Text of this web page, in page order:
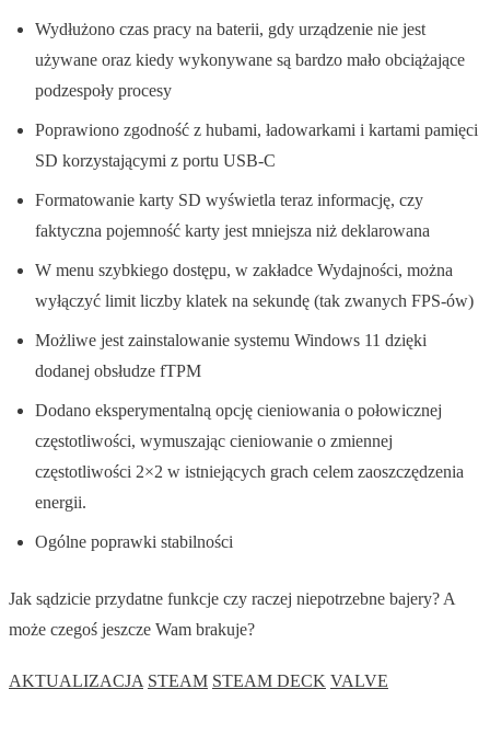
Wydłużono czas pracy na baterii, gdy urządzenie nie jest
używane oraz kiedy wykonywane są bardzo mało obciążające
podzespoły procesy
Poprawiono zgodność z hubami, ładowarkami i kartami pamięci
SD korzystającymi z portu USB-C
Formatowanie karty SD wyświetla teraz informację, czy
faktyczna pojemność karty jest mniejsza niż deklarowana
W menu szybkiego dostępu, w zakładce Wydajności, można
wyłączyć limit liczby klatek na sekundę (tak zwanych FPS-ów)
Możliwe jest zainstalowanie systemu Windows 11 dzięki
dodanej obsłudze fTPM
Dodano eksperymentalną opcję cieniowania o połowicznej
częstotliwości, wymuszając cieniowanie o zmiennej
częstotliwości 2×2 w istniejących grach celem zaoszczędzenia
energii.
Ogólne poprawki stabilności
Jak sądzicie przydatne funkcje czy raczej niepotrzebne bajery? A
może czegoś jeszcze Wam brakuje?
AKTUALIZACJA STEAM STEAM DECK VALVE